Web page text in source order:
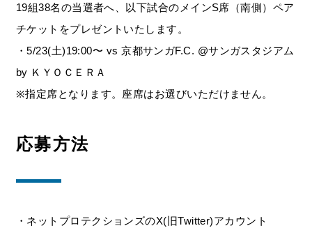
19組38名の当選者へ、以下試合のメインS席（南側）ペア
チケットをプレゼントいたします。
・5/23(土)19:00〜 vs 京都サンガF.C. @サンガスタジアム
by ＫＹＯＣＥＲＡ
※指定席となります。座席はお選びいただけません。
応募方法
・ネットプロテクションズのX(旧Twitter)アカウント